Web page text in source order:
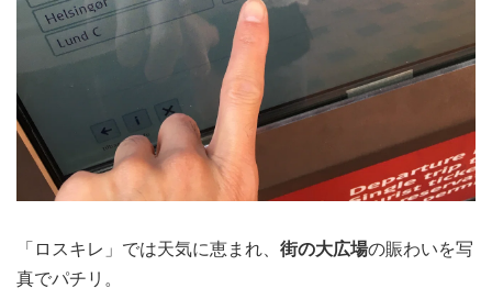
「ロスキレ」では天気に恵まれ、 街の大広場の賑わいを写
真でパチリ。